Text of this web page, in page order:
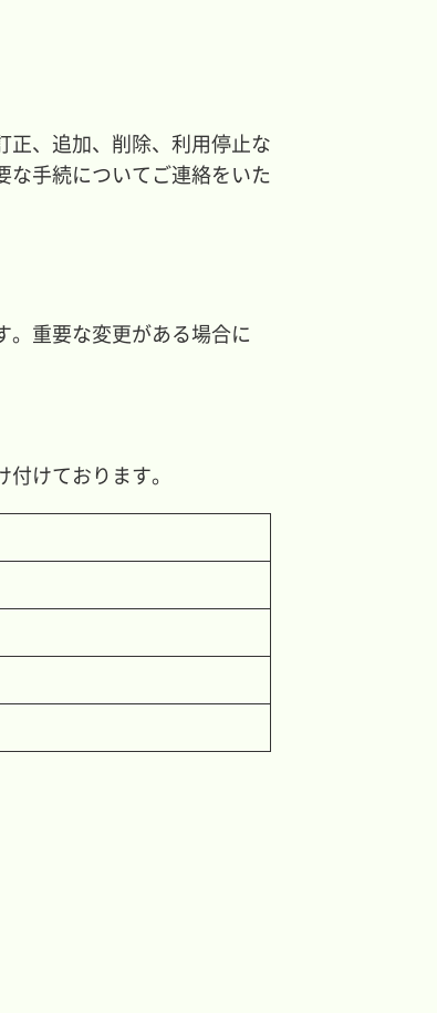
正、追加、削除、利用停止な
な手続についてご連絡をいた
重要な変更がある場合に
けております。